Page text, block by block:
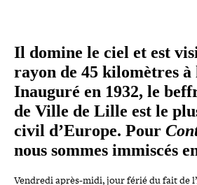
Il domine le ciel et est
rayon de 45 kilo­mètres à
Inauguré en 1932, le
de Ville de Lille est le
civil d’Europe. Pour
nous sommes immiscés
Vendredi après-​midi, jour férié du fait de